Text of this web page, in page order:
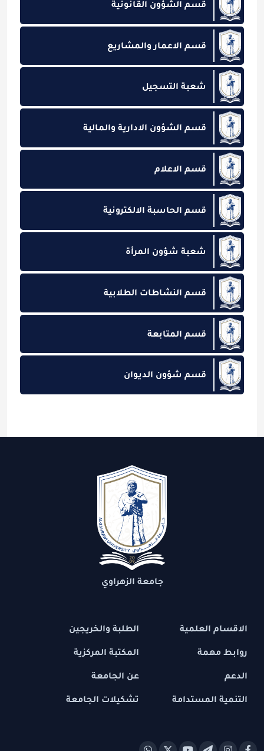
قسم الشؤون القانونية
قسم الاعمار والمشاريع
شعبة التسجيل
قسم الشؤون الادارية والمالية
قسم الاعلام
قسم الحاسبة الالكترونية
شعبة شؤون المرأة
قسم النشاطات الطلابية
قسم المتابعة
قسم شؤون الديوان
جامعة الزهراوي
الاقسام العلمية
روابط مهمة
الدعم
التنمية المستدامة
الطلبة والخريجين
المكتبة المركزية
عن الجامعة
تشكيلات الجامعة